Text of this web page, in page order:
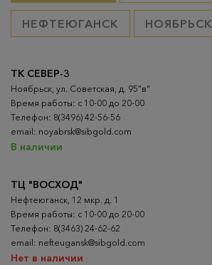
НЕФТЕЮГАНСК НОЯБРЬСК
ТК СЕВЕР-3
Ноябрьск, ул. Советская, д. 95"в"
Время работы: с 10-00 до 20-00
Телефон: 8(3496) 42-56-56
email: noyabrsk@sibgold.com
В наличии
ТЦ "ВОСХОД"
Нефтеюганск, 12 мкр. д. 1
Время работы: с 10-00 до 20-00
Телефон: 8(3463) 24-62-62
email: nefteugansk@sibgold.com
Нет в наличии